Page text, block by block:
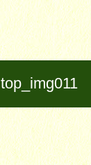
top_img011